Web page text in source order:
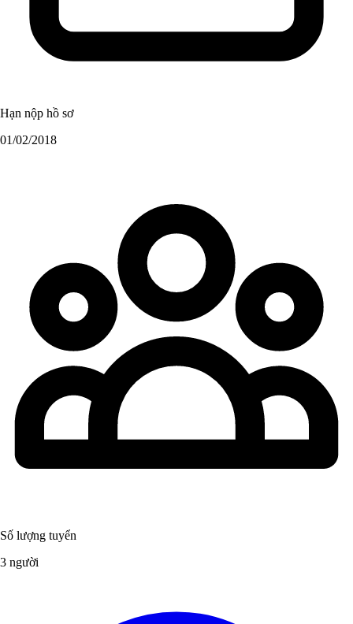
Hạn nộp hồ sơ
01/02/2018
Số lượng tuyển
3 người